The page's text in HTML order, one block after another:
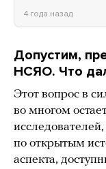
4 года назад
Допустим,
НСЯО. Что
Этот вопрос в
во многом
по открытым
аспекта,